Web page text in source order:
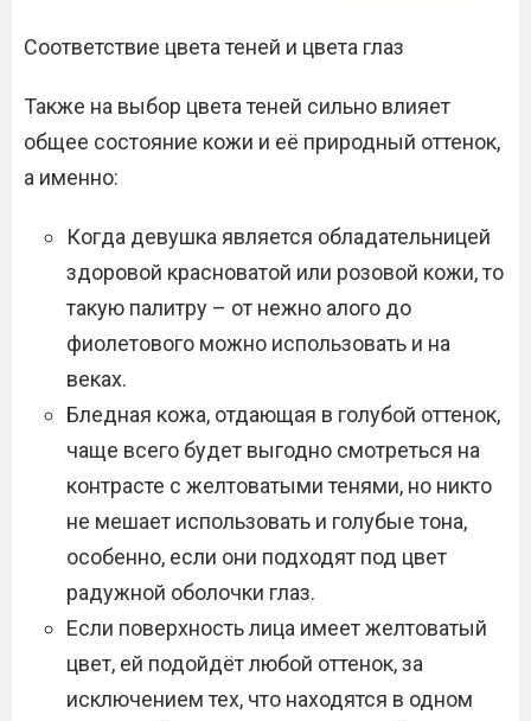
Соответствие цвета теней и цвета глаз
Также на выбор цвета теней сильно влияет
общее состояние кожи и её природный оттенок,
а именно:
Когда девушка является обладательницей
здоровой красноватой или розовой кожи, то
такую палитру – от нежно алого до
фиолетового можно использовать и на
веках.
Бледная кожа, отдающая в голубой оттенок,
чаще всего будет выгодно смотреться на
контрасте с желтоватыми тенями, но никто
не мешает использовать и голубые тона,
особенно, если они подходят под цвет
радужной оболочки глаз.
Если поверхность лица имеет желтоватый
цвет, ей подойдёт любой оттенок, за
исключением тех, что находятся в одном